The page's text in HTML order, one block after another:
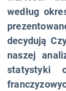
według
decydują
naszej
statystyki